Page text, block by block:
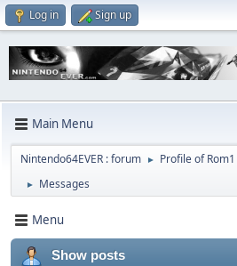
Log in Sign up
Main Menu
Nintendo64EVER : forum ► Profile of Rom1
► Messages
Menu
Show posts